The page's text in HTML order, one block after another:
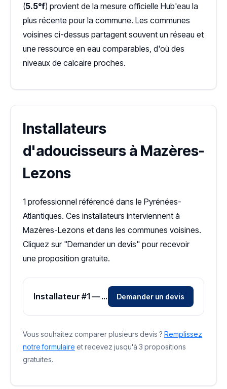
(5.5°f) provient de la mesure officielle Hub'eau la
plus récente pour la commune. Les communes
voisines ci-dessus partagent souvent un réseau et
une ressource en eau comparables, d'où des
niveaux de calcaire proches.
Installateurs
d'adoucisseurs à Mazères-
Lezons
1 professionnel référencé dans le Pyrénées-
Atlantiques. Ces installateurs interviennent à
Mazères-Lezons et dans les communes voisines.
Cliquez sur "Demander un devis" pour recevoir
une proposition gratuite.
Installateur #1 — Zone Pyrénées-Atlantiques Demander un devis
Vous souhaitez comparer plusieurs devis ? Remplissez
notre formulaire et recevez jusqu'à 3 propositions
gratuites.